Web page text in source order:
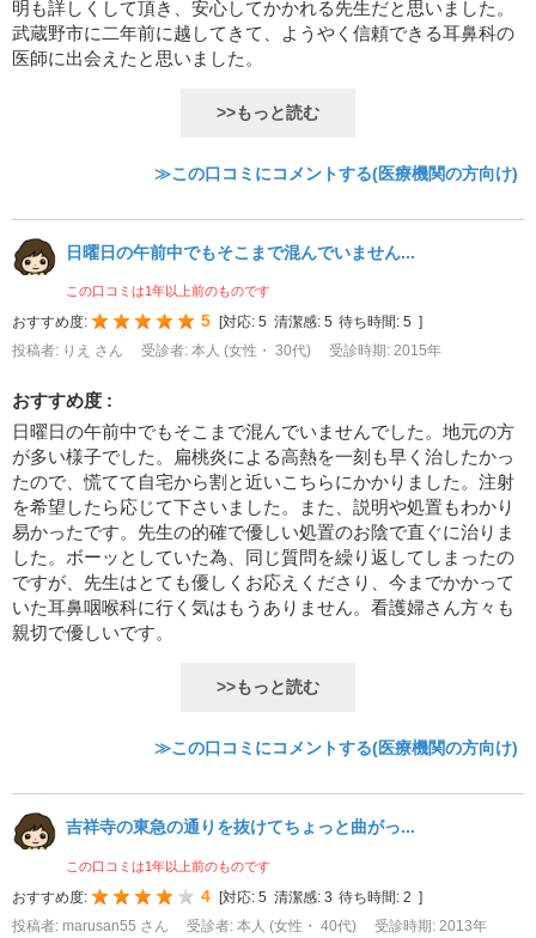
明も詳しくして頂き、安心してかかれる先生だと思いました。
武蔵野市に二年前に越してきて、ようやく信頼できる耳鼻科の
医師に出会えたと思いました。
>>もっと読む
≫この口コミにコメントする(医療機関の方向け)
日曜日の午前中でもそこまで混んでいません...
この口コミは1年以上前のものです
おすすめ度: 5 対応: 5 清潔感: 5 待ち時間: 5
投稿者: りえ さん
受診者: 本人 (女性・ 30代) 受診時期: 2015年
おすすめ度 :
日曜日の午前中でもそこまで混んでいませんでした。地元の方
が多い様子でした。扁桃炎による高熱を一刻も早く治したかっ
たので、慌てて自宅から割と近いこちらにかかりました。注射
を希望したら応じて下さいました。また、説明や処置もわかり
易かったです。先生の的確で優しい処置のお陰で直ぐに治りま
した。ボーッとしていた為、同じ質問を繰り返してしまったの
ですが、先生はとても優しくお応えくださり、今までかかって
いた耳鼻咽喉科に行く気はもうありません。看護婦さん方々も
親切で優しいです。
>>もっと読む
≫この口コミにコメントする(医療機関の方向け)
吉祥寺の東急の通りを抜けてちょっと曲がっ...
この口コミは1年以上前のものです
おすすめ度: 4 [対応: 5 清潔感: 3 待ち時間: 2 ]
投稿者: marusan55 さん
受診者: 本人 (女性・ 40代) 受診時期: 2013年